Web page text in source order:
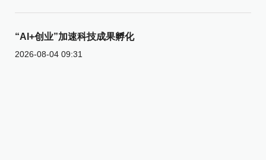
“AI+创业”加速科技成果孵化
2026-08-04 09:31